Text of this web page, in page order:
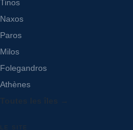
Tinos
Naxos
Paros
Milos
Folegandros
Athènes